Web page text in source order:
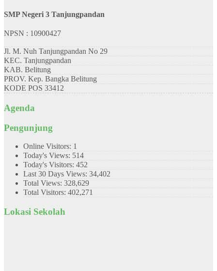
SMP Negeri 3 Tanjungpandan
NPSN : 10900427
Jl. M. Nuh Tanjungpandan No 29
KEC. Tanjungpandan
KAB. Belitung
PROV. Kep. Bangka Belitung
KODE POS 33412
Agenda
Pengunjung
Online Visitors: 1
Today's Views: 514
Today's Visitors: 452
Last 30 Days Views: 34,402
Total Views: 328,629
Total Visitors: 402,271
Lokasi Sekolah